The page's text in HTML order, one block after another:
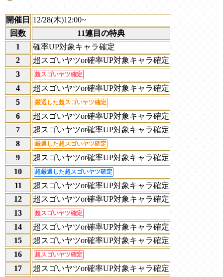
開催日
12/28(木)12:00~
回数
11連目の特典
1
確率UP対象キャラ確定
2
超スゴいヤツor確率UP対象キャラ確定
3
超スゴいヤツ確定
4
超スゴいヤツor確率UP対象キャラ確定
5
厳選した超スゴいヤツ確定
6
超スゴいヤツor確率UP対象キャラ確定
7
超スゴいヤツor確率UP対象キャラ確定
8
厳選した超スゴいヤツ確定
9
超スゴいヤツor確率UP対象キャラ確定
10
超厳選した超スゴいヤツ確定
11
超スゴいヤツor確率UP対象キャラ確定
12
超スゴいヤツor確率UP対象キャラ確定
13
超スゴいヤツ確定
14
超スゴいヤツor確率UP対象キャラ確定
15
超スゴいヤツor確率UP対象キャラ確定
16
超スゴいヤツ確定
17
超スゴいヤツor確率UP対象キャラ確定